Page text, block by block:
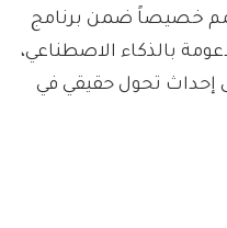
خصيصاً ضمن برنامج
بالذكاء الاصطناعي،
إحداث تحول حقيقي في